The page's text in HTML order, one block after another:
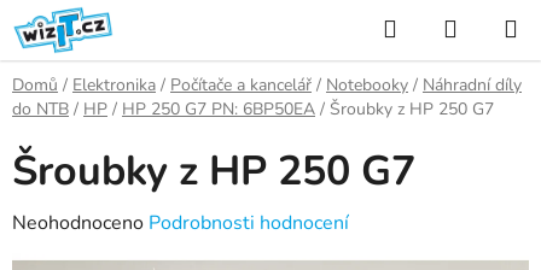
Přejít
na
obsah
Hledat
KOŠÍK
Domů / Elektronika / Počítače a kancelář / Notebooky / Náhradní díly
do NTB / HP / HP 250 G7 PN: 6BP50EA / Šroubky z HP 250 G7
Šroubky z HP 250 G7
Průměrné
hodnocení
Neohodnoceno Podrobnosti hodnocení